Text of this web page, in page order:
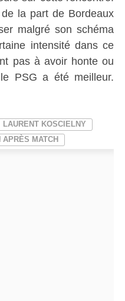
la part de Bordeaux
malgré son schéma
intensité dans ce
pas à avoir honte ou
PSG a été meilleur.
LAURENT KOSCIELNY
APRÈS MATCH